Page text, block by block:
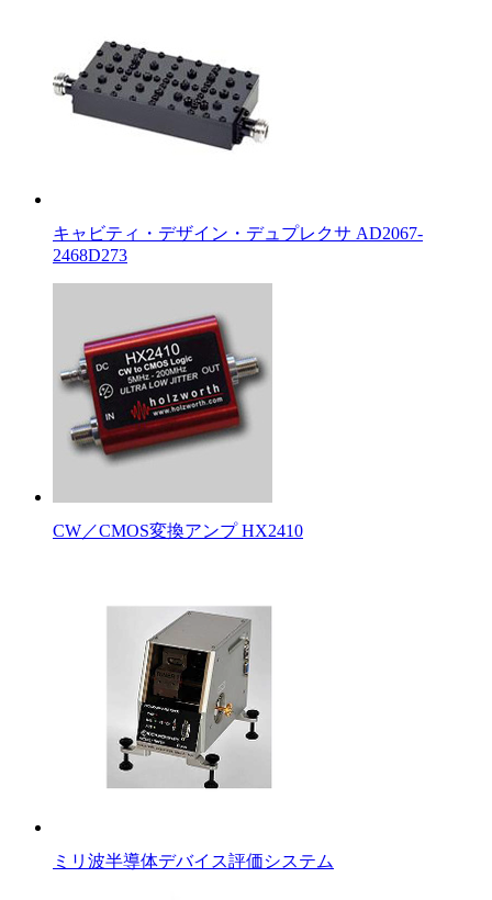
キャビティ・デザイン・デュプレクサ AD2067-
2468D273
CW／CMOS変換アンプ HX2410
ミリ波半導体デバイス評価システム